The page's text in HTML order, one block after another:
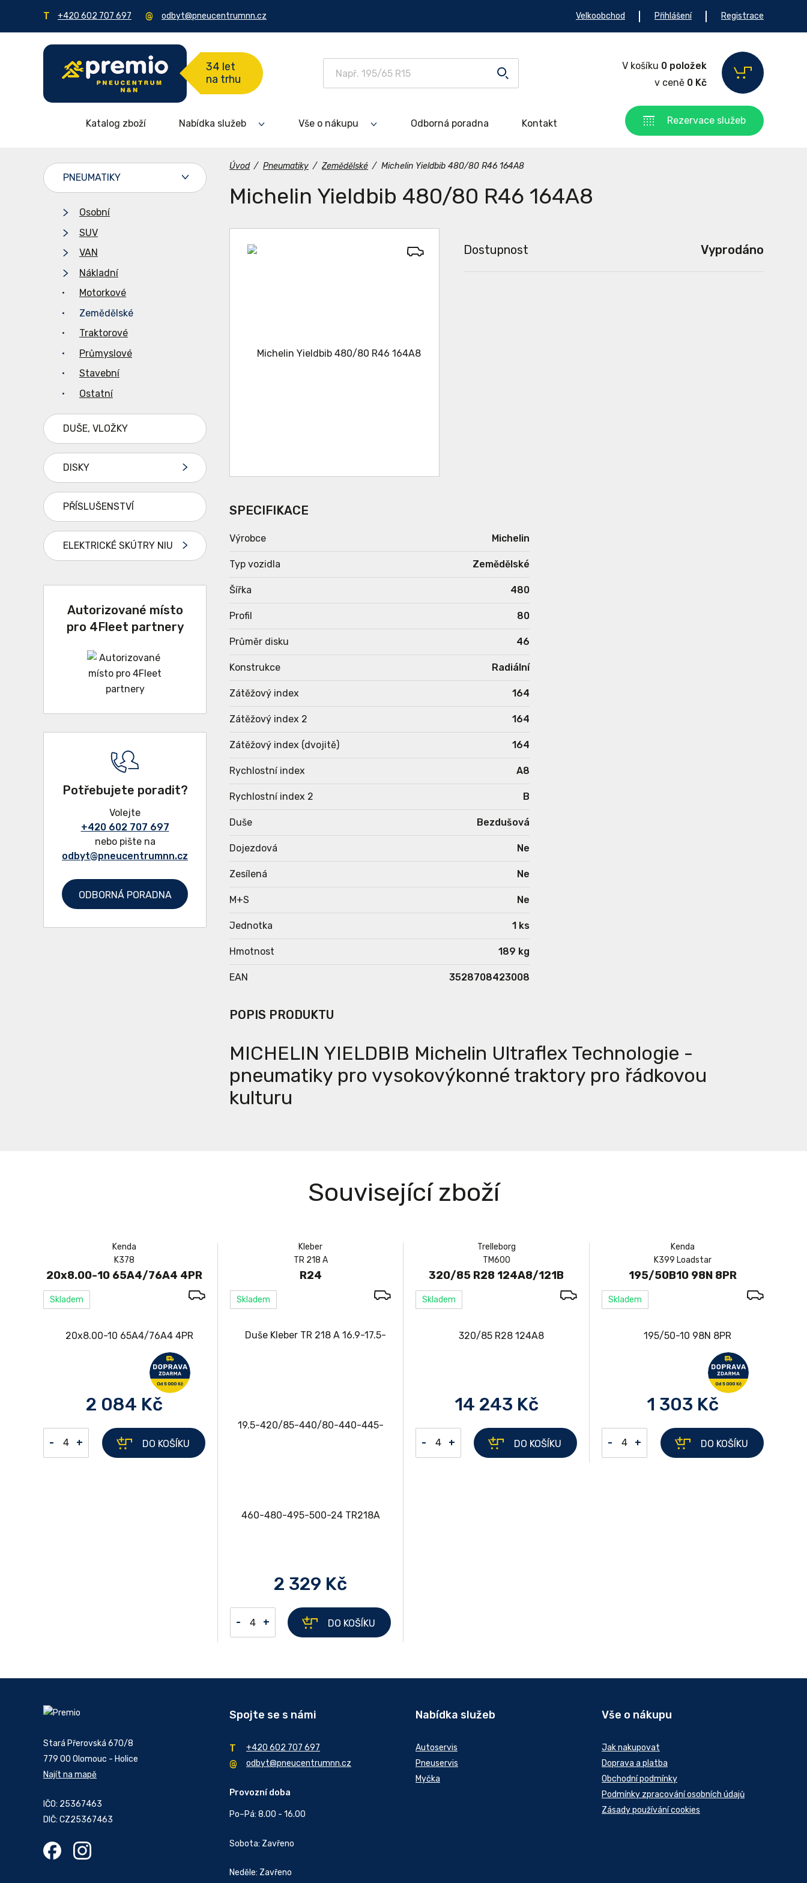
+420 602 707 697 odbyt@pneucentrumnn.cz Velkoobchod Přihlášení Registrace
34 let
na trhu
V košíku 0 položek
v ceně 0 Kč
Katalog zboží Nabídka služeb Vše o nákupu Odborná poradna Kontakt Rezervace služeb
Úvod / Pneumatiky / Zemědělské / Michelin Yieldbib 480/80 R46 164A8
Michelin Yieldbib 480/80 R46 164A8
Dostupnost Vyprodáno
SPECIFIKACE
Výrobce Michelin
Typ vozidla Zemědělské
Šířka 480
Profil 80
Průměr disku 46
Konstrukce Radiální
Zátěžový index 164
Zátěžový index 2 164
Zátěžový index (dvojitě) 164
Rychlostní index A8
Rychlostní index 2 B
Duše Bezdušová
Dojezdová Ne
Zesílená Ne
M+S Ne
Jednotka 1 ks
Hmotnost 189 kg
EAN 3528708423008
POPIS PRODUKTU
MICHELIN YIELDBIB Michelin Ultraflex Technologie -
pneumatiky pro vysokovýkonné traktory pro řádkovou
kulturu
PNEUMATIKY
Osobní
SUV
VAN
Nákladní
Motorkové
Zemědělské
Traktorové
Průmyslové
Stavební
Ostatní
DUŠE, VLOŽKY
DISKY
PŘÍSLUŠENSTVÍ
ELEKTRICKÉ SKÚTRY NIU
Autorizované místo
pro 4Fleet partnery
Potřebujete poradit?
Volejte
+420 602 707 697
nebo pište na
odbyt@pneucentrumnn.cz
ODBORNÁ PORADNA
Související zboží
Kenda
K378
20x8.00-10 65A4/76A4 4PR
Skladem
2 084 Kč
- + DO KOŠÍKU
Kleber
TR 218 A
R24
Skladem
2 329 Kč
- + DO KOŠÍKU
Trelleborg
TM600
320/85 R28 124A8/121B
Skladem
14 243 Kč
- + DO KOŠÍKU
Kenda
K399 Loadstar
195/50B10 98N 8PR
Skladem
1 303 Kč
- + DO KOŠÍKU
Stará Přerovská 670/8
779 00 Olomouc - Holice
Najít na mapě
IČO: 25367463
DIČ: CZ25367463
Spojte se s námi
+420 602 707 697
odbyt@pneucentrumnn.cz
Provozní doba
Po–Pá: 8.00 - 16.00
Sobota: Zavřeno
Neděle: Zavřeno
Nabídka služeb
Autoservis
Pneuservis
Myčka
Vše o nákupu
Jak nakupovat
Doprava a platba
Obchodní podmínky
Podmínky zpracování osobních údajů
Zásady používání cookies